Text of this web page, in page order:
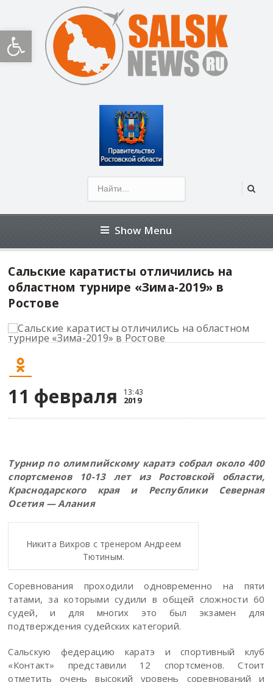
Открыть панель инструментов
Show Menu
Сальские каратисты отличились на
областном турнире «Зима-2019» в
Ростове
11 февраля 13:43
2019
Турнир по олимпийскому каратэ собрал около 400
спортсменов 10-13 лет из Ростовской области,
Краснодарского края и Республики Северная
Осетия — Алания
Никита Вихров с тренером Андреем
Тютиным.
Соревнования проходили одновременно на пяти
татами, за которыми судили в общей сложности 60
судей, и для многих это был экзамен для
подтверждения судейских категорий.
Сальскую федерацию каратэ и спортивный клуб
«Контакт» представили 12 спортсменов. Стоит
отметить очень высокий уровень соревнований и